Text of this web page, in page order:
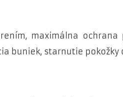
maximálna ochrana
buniek, starnutie pokožky